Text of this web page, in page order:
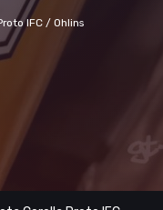
IFC / Ohlins